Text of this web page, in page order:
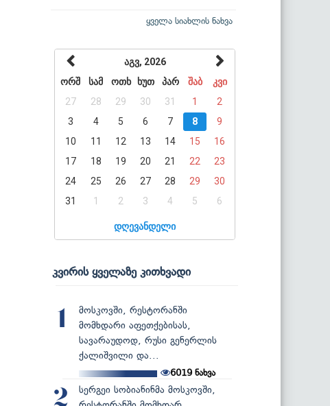
ყველა სიახლის ნახვა
აგვ, 2026
ორშ
სამ ოთხ ხუთ პარ შაბ
კვი
27
28 29 30 31 1
2
3
4 5 6 7 8
9
10
11 12 13 14 15
16
17
18 19 20 21 22
23
24
25 26 27 28 29
30
31
1 2 3 4 5 6
დღევანდელი
კვირის ყველაზე კითხვადი
1
მოსკოვში, რესტორანში
მომხდარი აფეთქებისას,
სავარაუდოდ, რუსი გენერლის
ქალიშვილი და...
6019 ნახვა
2
სერგეი სობიანინმა მოსკოვში,